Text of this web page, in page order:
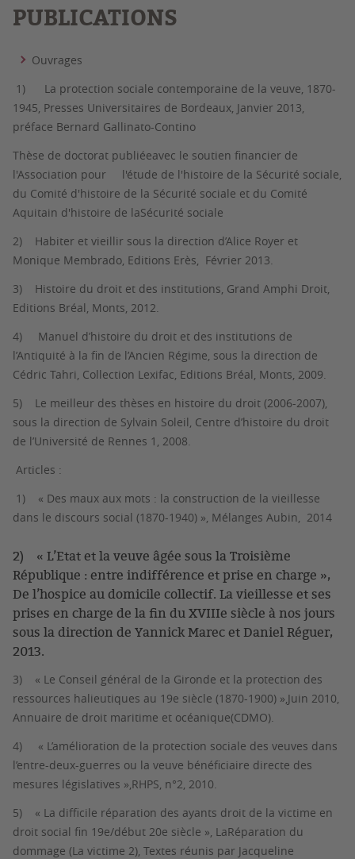
PUBLICATIONS
Ouvrages
1) La protection sociale contemporaine de la veuve, 1870-
1945, Presses Universitaires de Bordeaux, Janvier 2013,
préface Bernard Gallinato-Contino
Thèse de doctorat publiéeavec le soutien financier de
l'Association pour l'étude de l'histoire de la Sécurité sociale,
du Comité d'histoire de la Sécurité sociale et du Comité
Aquitain d'histoire de laSécurité sociale
2) Habiter et vieillir sous la direction d’Alice Royer et
Monique Membrado, Editions Erès, Février 2013.
3) Histoire du droit et des institutions, Grand Amphi Droit,
Editions Bréal, Monts, 2012.
4)
Manuel d’histoire du droit et des institutions de
l’Antiquité à la fin de l’Ancien Régime, sous la direction de
Cédric Tahri, Collection Lexifac, Editions Bréal, Monts, 2009.
5) Le meilleur des thèses en histoire du droit (2006-2007),
sous la direction de Sylvain Soleil, Centre d’histoire du droit
de l’Université de Rennes 1, 2008.
Articles :
1) « Des maux aux mots : la construction de la vieillesse
dans le discours social (1870-1940) », Mélanges Aubin, 2014
2) « L’Etat et la veuve âgée sous la Troisième
République : entre indifférence et prise en charge »,
De l’hospice au domicile collectif. La vieillesse et ses
prises en charge de la fin du XVIIIe siècle à nos jours
sous la direction de Yannick Marec et Daniel Réguer,
2013.
3) « Le Conseil général de la Gironde et la protection des
ressources halieutiques au 19e siècle (1870-1900) »,Juin 2010,
Annuaire de droit maritime et océanique(CDMO).
4)
« L’amélioration de la protection sociale des veuves dans
l’entre-deux-guerres ou la veuve bénéficiaire directe des
mesures législatives »,RHPS, n°2, 2010.
5) « La difficile réparation des ayants droit de la victime en
droit social fin 19e/début 20e siècle », LaRéparation du
dommage (La victime 2), Textes réunis par Jacqueline